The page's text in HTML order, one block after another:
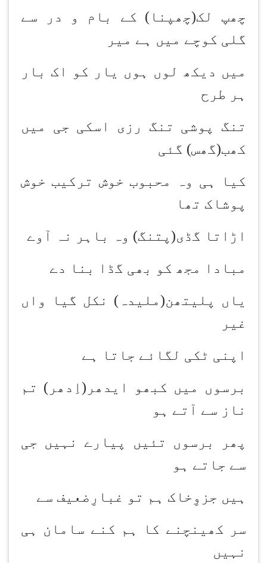
چھپ لک(چھپنا) کے بام و در سے
گلی کوچے میں ہے میر
میں دیکھ لوں ہوں یار کو اک بار
ہر طرح
تنگ پوشی تنگ رزی اسکی جی میں
کھب(گھس) گئی
کیا ہی وہ محبوب خوش ترکیب خوش
پوشاک تھا
اڑاتا گڈی(پتنگ) وہ باہر نہ آوے
مبادا مجھ کو بھی گڈا بنا دے
یاں پلیتھن(ملیدہ) نکل گیا واں
غیر
اپنی ٹکی لگائے جاتا ہے
برسوں میں کبھو ایدھر(اِدھر) تم
ناز سے آتے ہو
پھر برسوں تئیں پیارے نہیں جی
سے جاتے ہو
ہیں جزوِخاک ہم تو غبارِضعیف سے
سر کھینچنے کا ہم کنے سامان ہی
نہیں